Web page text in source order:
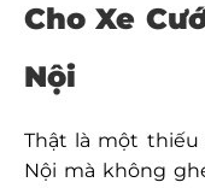
Cho Xe
Nội
Thật là một
Nội mà không